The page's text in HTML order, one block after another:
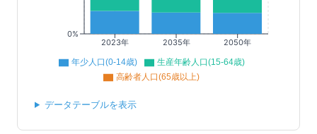
2023年 2035年 2050年
0%
年少人口(0-14歳)
生産年齢人口(15-64歳)
高齢者人口(65歳以上)
データテーブルを表示